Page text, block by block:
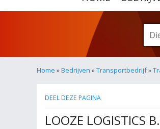
Home »Bedrijven »Transportbedrijf»
DEEL DEZE PAGINA
LOOZE LOGISTICS